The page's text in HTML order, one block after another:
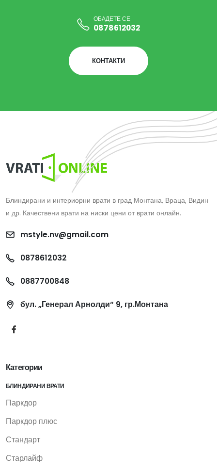
ОБАДЕТЕ СЕ
0878612032
КОНТАКТИ
Блиндирани и интериорни врати в град Монтана, Враца, Видин
и др. Качествени врати на ниски цени от врати онлайн.
mstyle.nv@gmail.com
0878612032
0887700848
бул. „Генерал Арнолди“ 9, гр.Монтана
Категории
БЛИНДИРАНИ ВРАТИ
Паркдор
Паркдор плюс
Стандарт
Старлайф